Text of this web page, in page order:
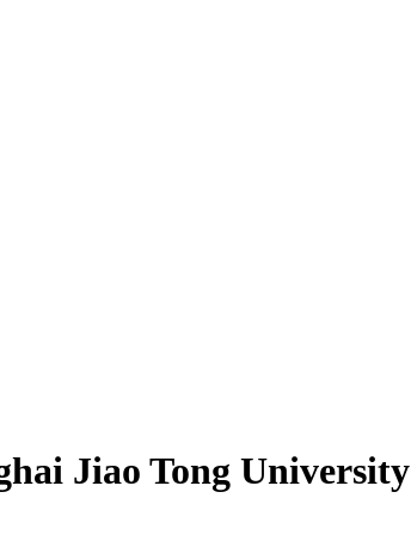
Jiao Tong University